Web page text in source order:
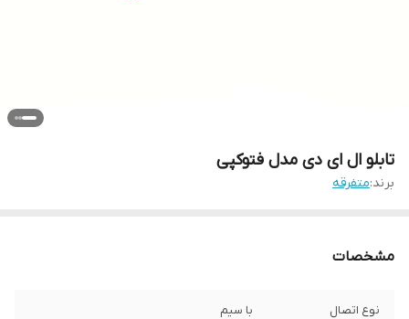
تابلو ال ای دی مدل فتوکپی
برند:متفرقه
مشخصات
نوع اتصال با سیم